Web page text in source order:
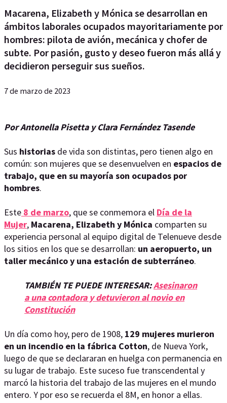
Macarena, Elizabeth y Mónica se desarrollan en
ámbitos laborales ocupados mayoritariamente por
hombres: pilota de avión, mecánica y chofer de
subte. Por pasión, gusto y deseo fueron más allá y
decidieron perseguir sus sueños.
7 de marzo de 2023
Por Antonella Pisetta y Clara Fernández Tasende
Sus historias de vida son distintas, pero tienen algo en
común: son mujeres que se desenvuelven en espacios de
trabajo, que en su mayoría son ocupados por
hombres.
Este 8 de marzo, que se conmemora el Día de la
Mujer, Macarena, Elizabeth y Mónica comparten su
experiencia personal al equipo digital de Telenueve desde
los sitios en los que se desarrollan: un aeropuerto, un
taller mecánico y una estación de subterráneo.
TAMBIÉN TE PUEDE INTERESAR:Asesinaron
a una contadora y detuvieron al novio en
Constitución
Un día como hoy, pero de 1908, 129 mujeres murieron
en un incendio en la fábrica Cotton, de Nueva York,
luego de que se declararan en huelga con permanencia en
su lugar de trabajo. Este suceso fue transcendental y
marcó la historia del trabajo de las mujeres en el mundo
entero. Y por eso se recuerda el 8M, en honor a ellas.